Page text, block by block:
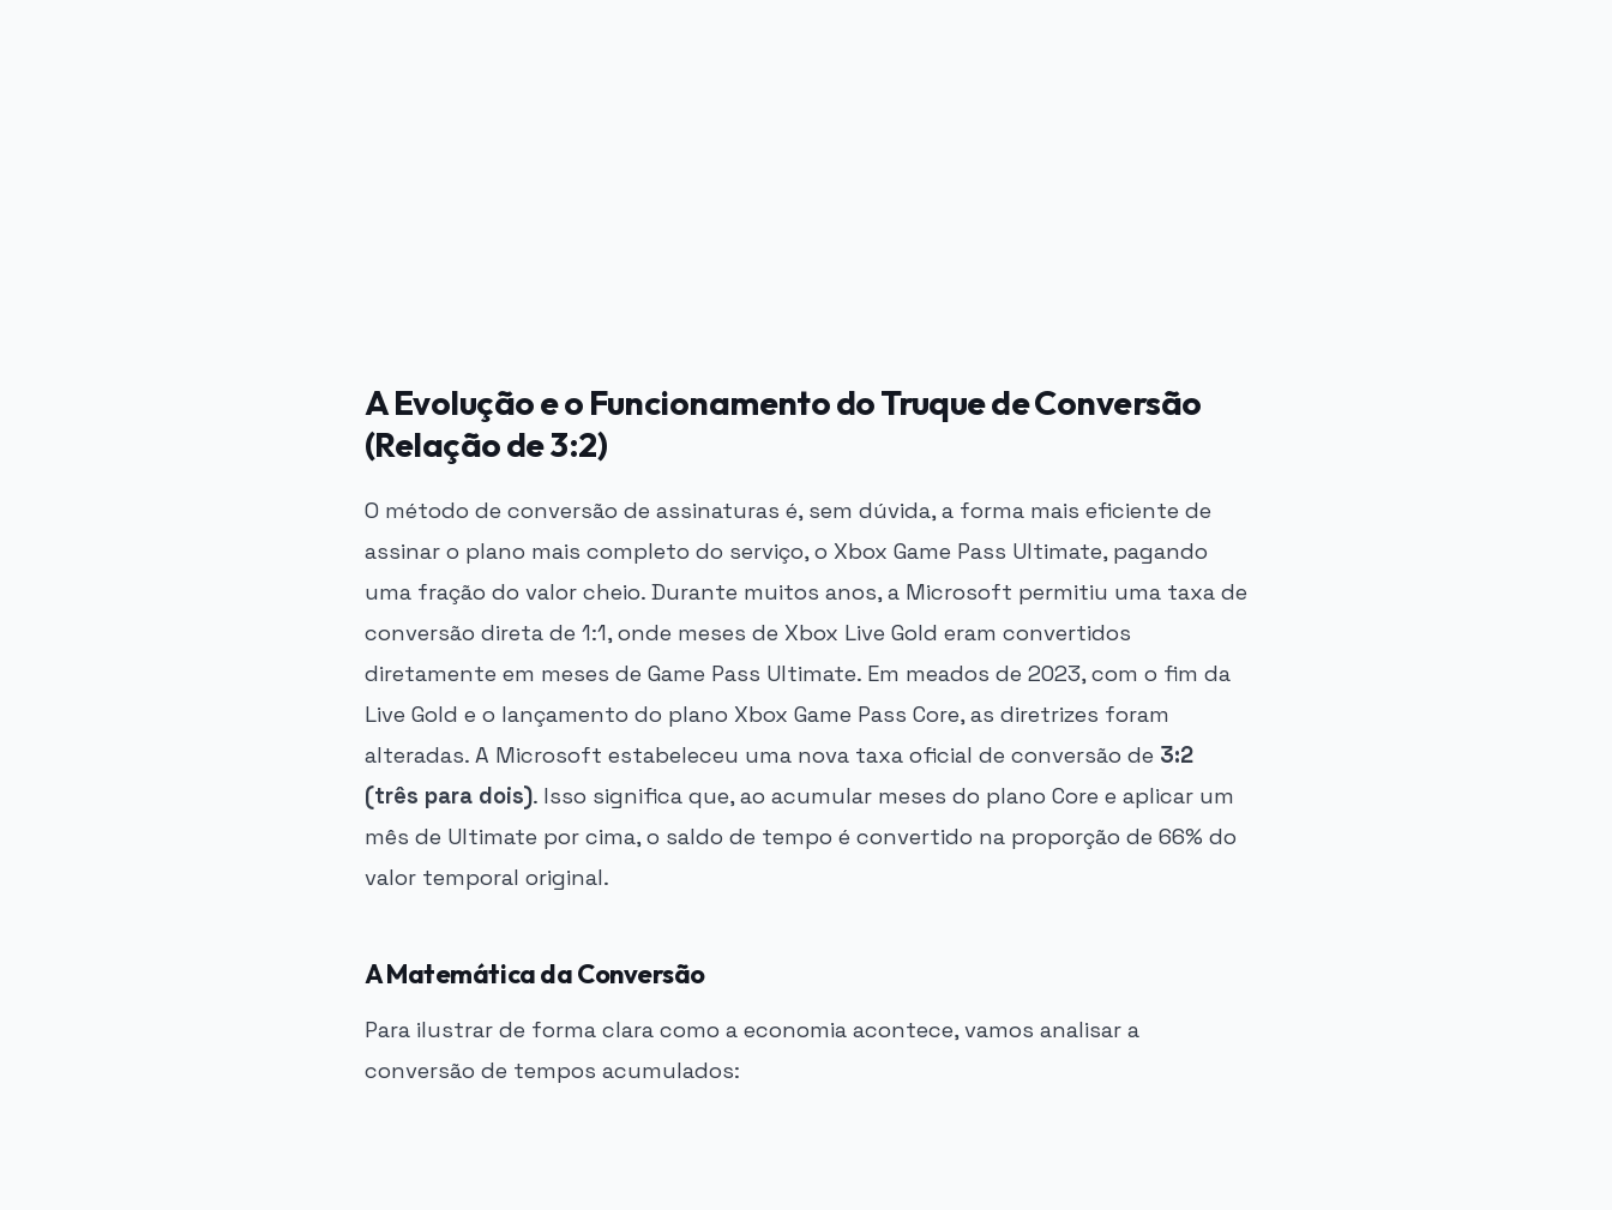
A Evolução e o Funcionamento do Truque de Conversão
(Relação de 3:2)
O método de conversão de assinaturas é, sem dúvida, a forma mais eficiente de
assinar o plano mais completo do serviço, o Xbox Game Pass Ultimate, pagando
uma fração do valor cheio. Durante muitos anos, a Microsoft permitiu uma taxa de
conversão direta de 1:1, onde meses de Xbox Live Gold eram convertidos
diretamente em meses de Game Pass Ultimate. Em meados de 2023, com o fim da
Live Gold e o lançamento do plano Xbox Game Pass Core, as diretrizes foram
alteradas. A Microsoft estabeleceu uma nova taxa oficial de conversão de 3:2
(três para dois). Isso significa que, ao acumular meses do plano Core e aplicar um
mês de Ultimate por cima, o saldo de tempo é convertido na proporção de 66% do
valor temporal original.
A Matemática da Conversão
Para ilustrar de forma clara como a economia acontece, vamos analisar a
conversão de tempos acumulados: